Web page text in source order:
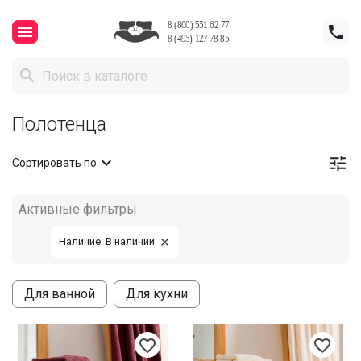
 

Полотенца

Сортировать по 
Активные фильтры
Наличие: В наличии 
Для ванной Для кухни
favorite_border favorite_border